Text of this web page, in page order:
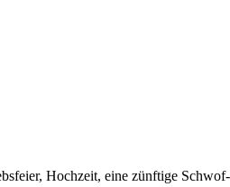
Hochzeit, eine zünftige